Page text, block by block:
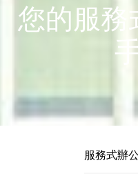
您的服務
服務式辦